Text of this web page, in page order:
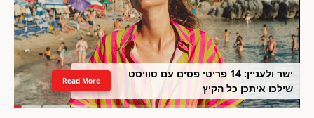
ישר ולעניין: 14 פריטי פסים עם טוויסט
שילכו איתכן כל הקיץ
Read More